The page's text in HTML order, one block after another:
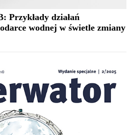
Przykłady działań
wodnej w świetle zmiany